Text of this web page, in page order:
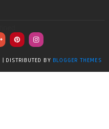
| DISTRIBUTED BY BLOGGER THEMES